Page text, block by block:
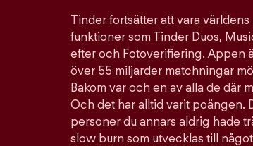
Tinder fortsätter att vara
funktioner som Tinder Duos,
efter och Fotoverifiering. Appen
över 55 miljarder matchningar
Bakom var och en av alla de där
Och det har alltid varit poängen.
personer du annars aldrig hade
slow burn som utvecklas till